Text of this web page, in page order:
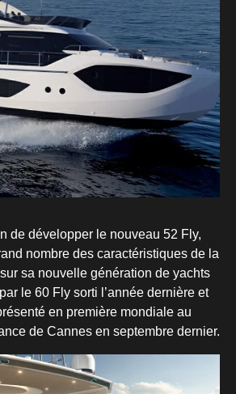
de développer le nouveau 52 Fly,
nombre des caractéristiques de la
sa nouvelle génération de yachts
le 60 Fly sorti l’année dernière et
en première mondiale au
de Cannes en septembre dernier.